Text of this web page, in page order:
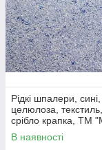
Рідкі шпалери,
целюлоза, текстиль,
срібло крапка, ТМ
Колор", Тип Ф/1
В наявності